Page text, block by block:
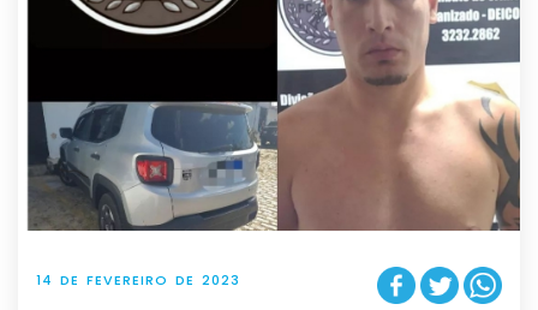
14 DE FEVEREIRO DE 2023